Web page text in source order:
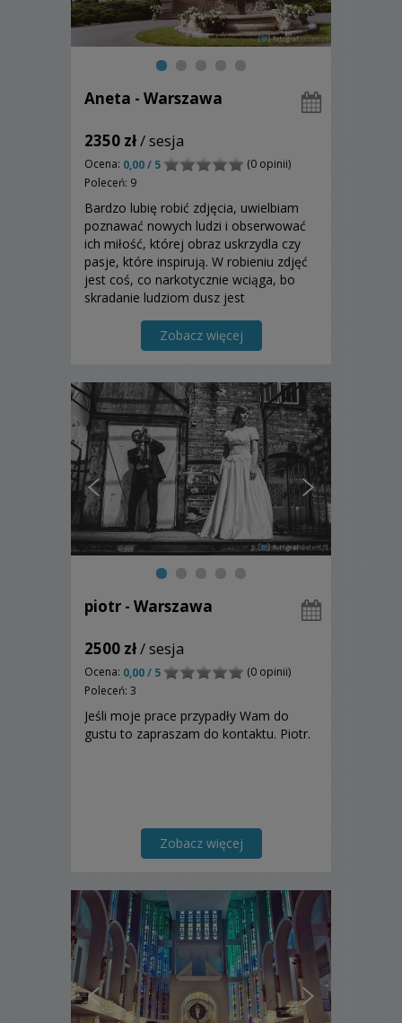
Aneta - Warszawa
2350 zł/ sesja
Ocena: 0,00 / 5
(0 opinii)
Poleceń: 9
Bardzo lubię robić zdjęcia, uwielbiam
poznawać nowych ludzi i obserwować
ich miłość, której obraz uskrzydla czy
pasje, które inspirują. W robieniu zdjęć
jest coś, co narkotycznie wciąga, bo
skradanie ludziom dusz jest
Zobacz więcej
piotr - Warszawa
2500 zł/ sesja
Ocena: 0,00 / 5
(0 opinii)
Poleceń: 3
Jeśli moje prace przypadły Wam do
gustu to zapraszam do kontaktu. Piotr.
Zobacz więcej